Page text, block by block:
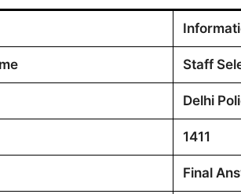
Staff
Delhi
1411
Final